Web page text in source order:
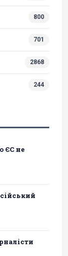
800
701
2868
244
ЄС не